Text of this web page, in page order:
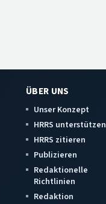
ÜBER UNS
Unser Konzept
HRRS unterstützen
HRRS zitieren
Publizieren
Redaktionelle
Richtlinien
Redaktion